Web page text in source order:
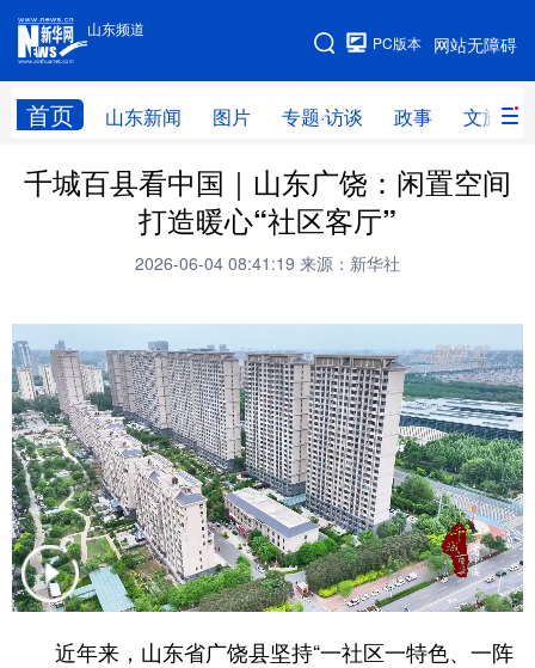
山东频道
网站无障碍
PC版本
首页 山东新闻 图片 专题·访谈 政事 文旅
手机版
网站地图
学习进行时 高层 时政 人事
财经 网评
全球连线
科技 科普 体育 文化
健康 军事 访谈 视频
图片 中央文件 金融 汽车
食品 人居 信息化 乡村振兴
溯源中国 城市 旅游 能源
会展 彩票 娱乐 时尚
千城百县看中国｜山东广饶：闲置空间
打造暖心“社区客厅”
2026-06-04 08:41:19 来源：新华社
近年来，山东省广饶县坚持“一社区一特色、一阵